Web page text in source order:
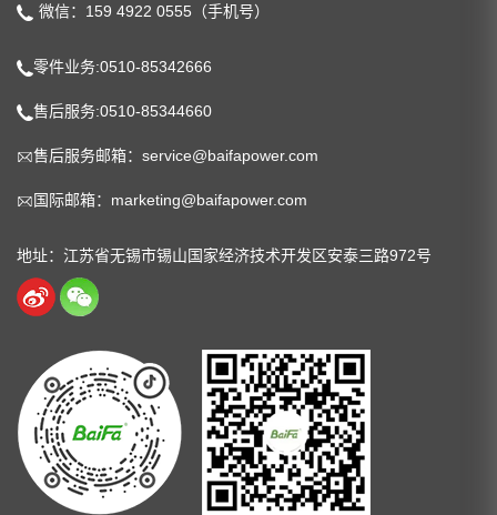
微信：159 4922 0555（手机号）
零件业务:0510-85342666
售后服务:0510-85344660
售后服务邮箱：service@baifapower.com
国际邮箱：marketing@baifapower.com
地址：江苏省无锡市锡山国家经济技术开发区安泰三路972号